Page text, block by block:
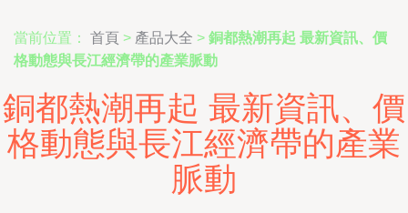
當前位置： 首頁 > 產品大全 > 銅都熱潮再起 最新資訊、價
格動態與長江經濟帶的產業脈動
銅都熱潮再起 最新資訊、價
格動態與長江經濟帶的產業
脈動